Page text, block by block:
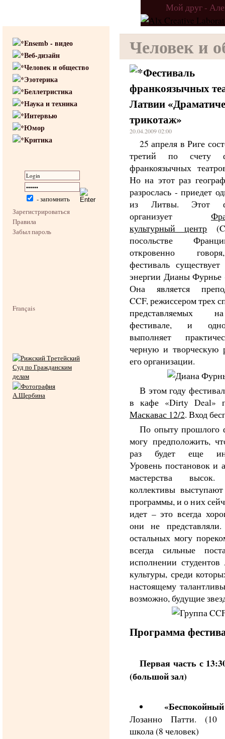
Мой друг -
Ensemb - видео
Веб-дизайн
Человек и общество
Эзотерика
Беллетристика
Наука и техника
Интервью
Юмор
Критика
- запомнить
Зарегистрироваться
Правила
Забыл пароль
Français
Человек и
Фестиваль
франкоязычных
Латвии
трикотаж»
20.04.2009 02:00
25 апреля в Риге
третий по счету
франкоязычных
Но на этот раз
разрослась - приедет
из Литвы. Этот
организует
культурный центр
посольстве
откровенно
фестиваль существует
энергии Дианы Фурнье
Она является
CCF, режиссером трех
представляемых
фестивале, и
выполняет
черную и творческую
его организации.
В этом году
в кафе «Dirty
Маскавас 12/2. Вход
По опыту прошлого
могу предположить,
раз будет еще
Уровень постановок и
мастерства высок.
коллективы
программы, и о них
идет – это всегда
они не
остальных могу
всегда сильные
исполнении
культуры, среди
настоящему
возможно, будущие
Программа
Первая часть с
(большой зал)
Лозанно Патти.
школа (8 человек)